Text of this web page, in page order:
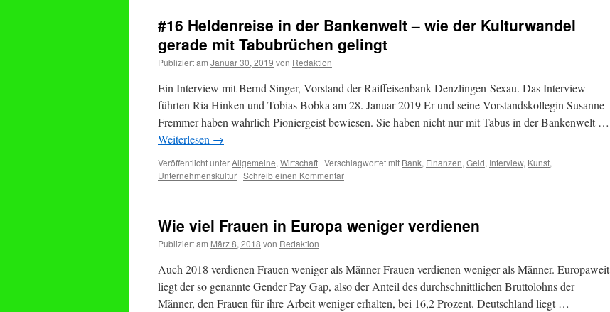
#16 Heldenreise in der Bankenwelt – wie der Kulturwandel
gerade mit Tabubrüchen gelingt
Publiziert am Januar 30, 2019 von Redaktion
Ein Interview mit Bernd Singer, Vorstand der Raiffeisenbank Denzlingen-Sexau. Das Interview
führten Ria Hinken und Tobias Bobka am 28. Januar 2019 Er und seine Vorstandskollegin Susanne
Fremmer haben wahrlich Pioniergeist bewiesen. Sie haben nicht nur mit Tabus in der Bankenwelt …
Weiterlesen →
Veröffentlicht unterAllgemeine, Wirtschaft | Verschlagwortet mit Bank, Finanzen, Geld, Interview, Kunst,
Unternehmenskultur | Schreib einen Kommentar
Wie viel Frauen in Europa weniger verdienen
Publiziert am März 8, 2018 von Redaktion
Auch 2018 verdienen Frauen weniger als Männer Frauen verdienen weniger als Männer. Europaweit
liegt der so genannte Gender Pay Gap, also der Anteil des durchschnittlichen Bruttolohns der
Männer, den Frauen für ihre Arbeit weniger erhalten, bei 16,2 Prozent. Deutschland liegt …